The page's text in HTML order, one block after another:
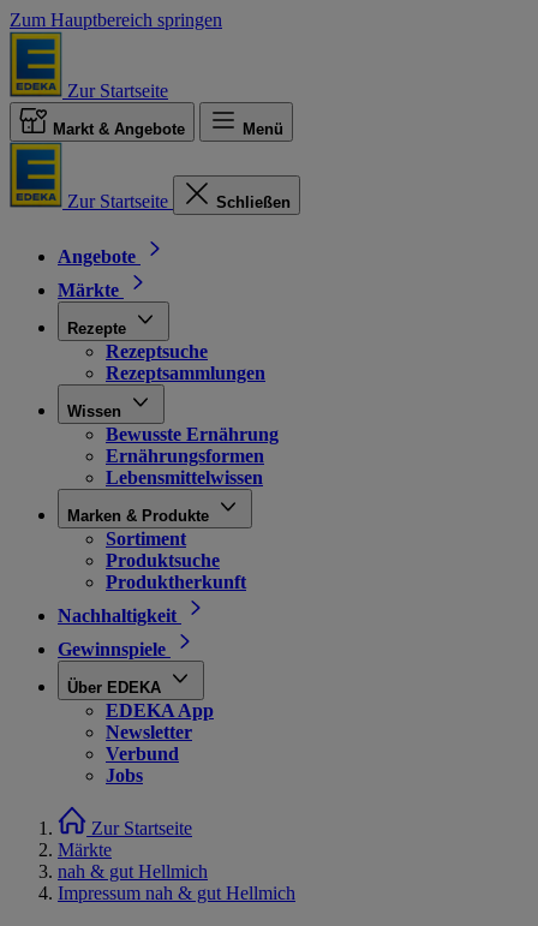
Zum Hauptbereich springen
Zur Startseite
Markt & Angebote Menü
Zur Startseite Schließen
Angebote
Märkte
Rezepte
Rezeptsuche
Rezeptsammlungen
Wissen
Bewusste Ernährung
Ernährungsformen
Lebensmittelwissen
Marken & Produkte
Sortiment
Produktsuche
Produktherkunft
Nachhaltigkeit
Gewinnspiele
Über EDEKA
EDEKA App
Newsletter
Verbund
Jobs
Zur Startseite
Märkte
nah & gut Hellmich
Impressum nah & gut Hellmich